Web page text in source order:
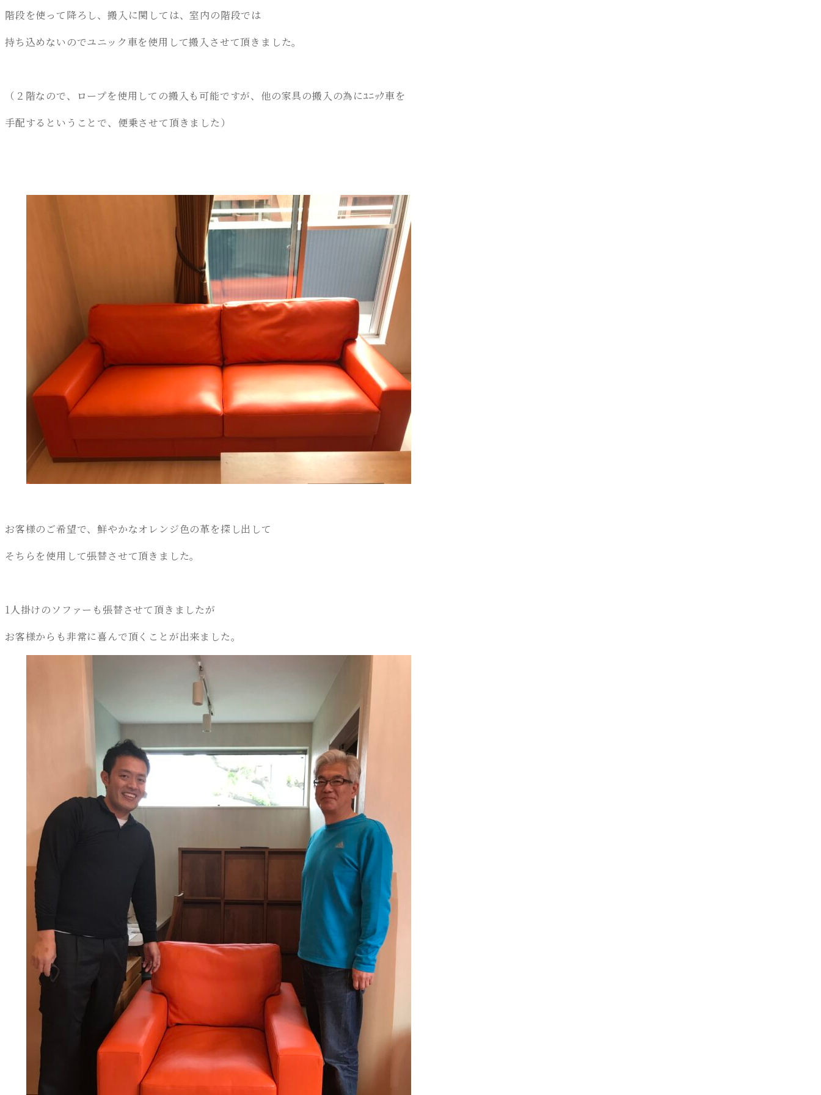
階段を使って降ろし、搬入に関しては、室内の階段では
持ち込めないのでユニック車を使用して搬入させて頂きました。
（２階なので、ロープを使用しての搬入も可能ですが、他の家具の搬入の為にﾕﾆｯｸ車を
手配するということで、便乗させて頂きました）
お客様のご希望で、鮮やかなオレンジ色の革を探し出して
そちらを使用して張替させて頂きました。
1人掛けのソファーも張替させて頂きましたが
お客様からも非常に喜んで頂くことが出来ました。